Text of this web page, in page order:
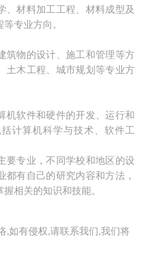
、材料加工工程、材料成型及
专业方向。
筑物的设计、施工和管理等方
土木工程、城市规划等专业方
机软件和硬件的开发、运行和
计算机科学与技术、软件工
要专业，不同学校和地区的设
有自己的研究内容和方法，
相关的知识和技能。
,如有侵权,请联系我们,我们将